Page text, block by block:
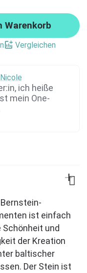
Warenkorb
Vergleichen
ich heiße
mein One-
ist einfach
und
der Kreation
baltischer
Der Stein ist